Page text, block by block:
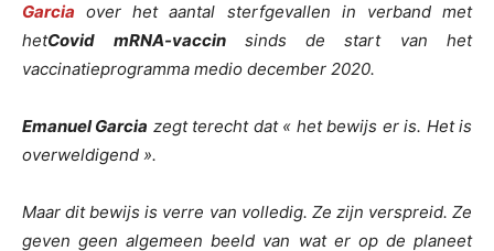
Garcia over het aantal sterfgevallen in verband met
hetCovid mRNA-vaccin sinds de start van het
vaccinatieprogramma medio december 2020.
Emanuel Garcia zegt terecht dat « het bewijs er is. Het is
overweldigend ».
Maar dit bewijs is verre van volledig. Ze zijn verspreid. Ze
geven geenalgemeen beeld van wat er op de planeet